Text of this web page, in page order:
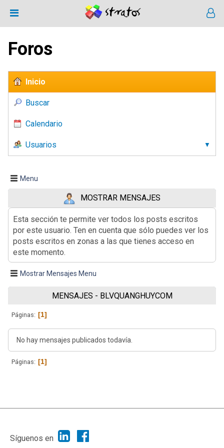
Foros
Inicio
Buscar
Calendario
Usuarios
Menu
MOSTRAR MENSAJES
Esta sección te permite ver todos los posts escritos
por este usuario. Ten en cuenta que sólo puedes ver los
posts escritos en zonas a las que tienes acceso en
este momento.
Mostrar Mensajes Menu
MENSAJES - BLVQUANGHUYCOM
Páginas 1
No hay mensajes publicados todavía.
Páginas 1
|
Síguenos en